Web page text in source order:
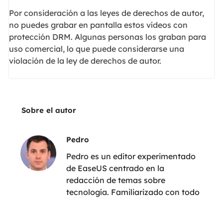
Por consideración a las leyes de derechos de autor,
no puedes grabar en pantalla estos vídeos con
protección DRM. Algunas personas los graban para
uso comercial, lo que puede considerarse una
violación de la ley de derechos de autor.
Sobre el autor
Pedro
Pedro es un editor experimentado
de EaseUS centrado en la
redacción de temas sobre
tecnología. Familiarizado con todo